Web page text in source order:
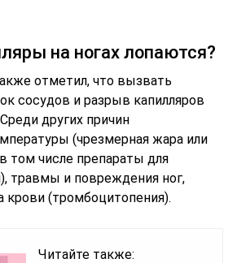
на ногах лопаются?
отметил, что вызвать
сосудов и разрыв капилляров
других причин
(чрезмерная жара или
том числе препараты для
травмы и повреждения ног,
крови (тромбоцитопения).
Читайте также: